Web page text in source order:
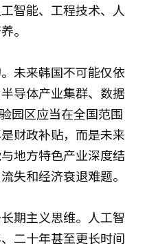
智能、工程技术、人
。
未来韩国不可能仅依
导体产业集群、数据
园区应当在全国范围
财政补贴，而是未来
地方特色产业深度结
失和经济衰退难题。
期主义思维。人工智
二十年甚至更长时间